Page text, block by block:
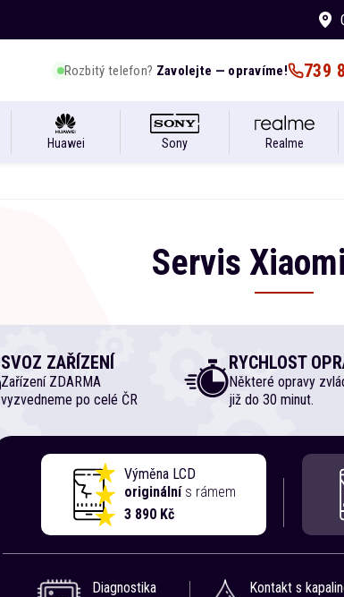
Rozbitý telefon? Zavolejte — opravíme! 739
Huawei Sony Realme
Servis Xiaomi
SVOZ ZAŘÍZENÍ
Zařízení ZDARMA
vyzvedneme po celé ČR
RYCHLOST
Některé opravy
již do 30 minut.
Výměna LCD
originálnís rámem
3 890 Kč
Diagnostika
Kontakt s